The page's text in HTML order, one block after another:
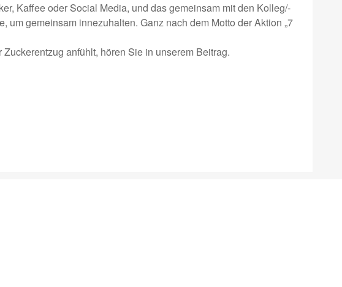
Kaffee oder Social Media, und das gemeinsam mit den Kolleg/-
gemeinsam innezuhalten. Ganz nach dem Motto der Aktion „7
anfühlt, hören Sie in unserem Beitrag.